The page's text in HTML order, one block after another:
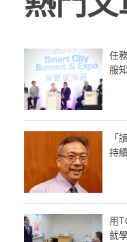
任
服
「
持
用
就